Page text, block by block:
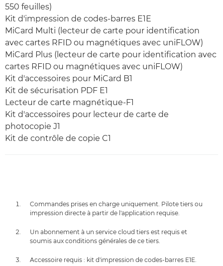
550 feuilles)
Kit d'impression de codes-barres E1E
MiCard Multi (lecteur de carte pour identification
avec cartes RFID ou magnétiques avec uniFLOW)
MiCard Plus (lecteur de carte pour identification avec
cartes RFID ou magnétiques avec uniFLOW)
Kit d'accessoires pour MiCard B1
Kit de sécurisation PDF E1
Lecteur de carte magnétique-F1
Kit d'accessoires pour lecteur de carte de
photocopie J1
Kit de contrôle de copie C1
Commandes prises en charge uniquement. Pilote tiers ou
impression directe à partir de l'application requise.
Un abonnement à un service cloud tiers est requis et
soumis aux conditions générales de ce tiers.
Accessoire requis : kit d'impression de codes-barres E1E.